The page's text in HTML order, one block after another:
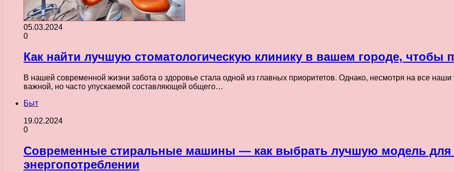
05.03.2024
0
Как найти лучшую стоматологическую клинику в вашем городе, чтобы
В нашей современной жизни забота о здоровье стала одной из главных приоритетов. Однако, несмотря на все наши
важной, но часто упускаемой составляющей общего…
Быт
19.02.2024
0
Современные стиральные машины — как выбрать лучшую модель для
энергопотреблении